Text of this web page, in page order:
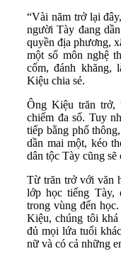
“Vài năm trở lại
người Tày đang
quyền địa phương,
một số môn nghệ
cốm, đánh khăng,
Kiệu chia sẻ.
Ông Kiệu trăn trở,
chiếm đa số. Tuy
tiếp bằng phổ
dần mai một, kéo
dân tộc Tày cũng sẽ
Từ trăn trở với văn
lớp học tiếng Tày,
trong vùng đến
Kiệu, chúng tôi
đủ mọi lứa tuổi
nữ và có cả những